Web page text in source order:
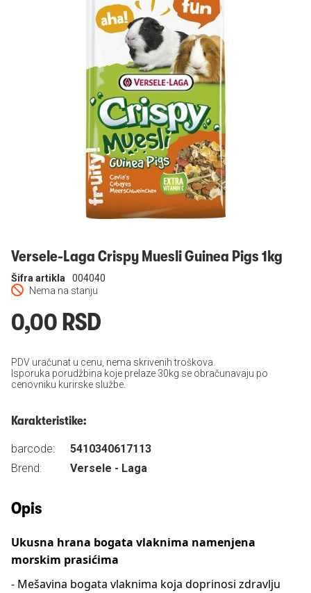
Versele-Laga Crispy Muesli Guinea Pigs 1kg
Nema na stanju
Šifra artikla 004040
0,00 RSD
PDV uračunat u cenu, nema skrivenih troškova.
Isporuka porudžbina koje prelaze 30kg se obračunavaju po
cenovniku kurirske službe.
Karakteristike:
barcode:
5410340617113
Brend:
Versele - Laga
Opis
Ukusna hrana bogata vlaknima namenjena
morskim prasićima
- Mešavina bogata vlaknima koja doprinosi zdravlju